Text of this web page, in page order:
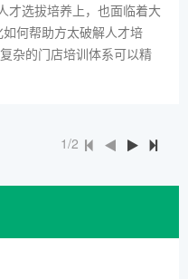
才选拔培养上，也面临着大
何帮助方太破解人才培
杂的门店培训体系可以精
1/2